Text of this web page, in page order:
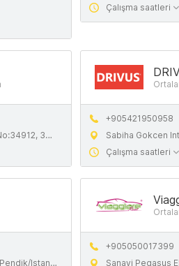
Çalışma saatleri
Istanbul
+905421950958
Sabiha Gokcen International
Çalışma saatleri
Turkey
+905050017399
Sanayi Pegasus